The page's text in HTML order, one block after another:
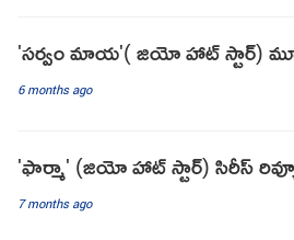
'సర్వం మాయ'( జియో హాట్ స్టార్)
6 months ago
'ఫార్మా' (జియో హాట్ స్టార్) సిరీస్
7 months ago